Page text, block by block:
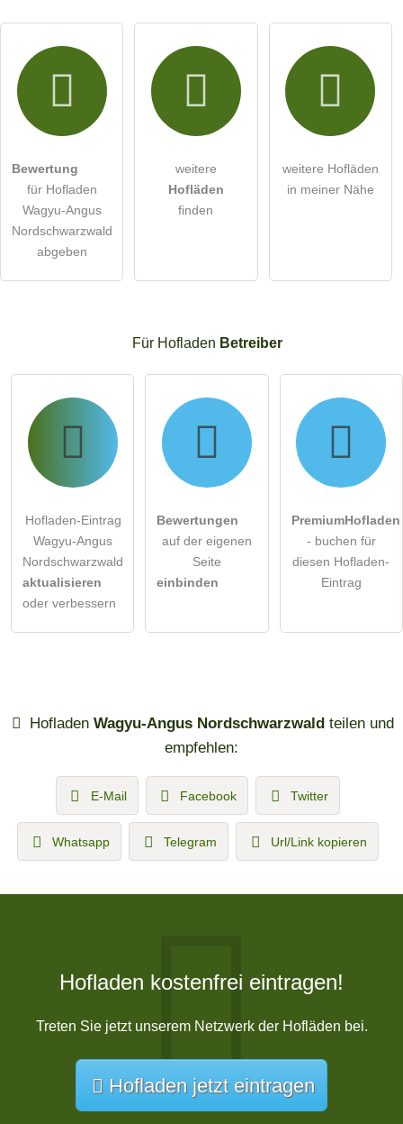
Bewertung
für Hofladen
Wagyu-Angus
Nordschwarzwald
abgeben
weitere
Hofläden
finden
weitere Hofläden
in meiner Nähe
Für Hofladen Betreiber
Hofladen-Eintrag
Wagyu-Angus
Nordschwarzwald
aktualisieren
oder verbessern
Bewertungen
auf der eigenen
Seite
einbinden
PremiumHofladen
- buchen für
diesen Hofladen-
Eintrag
HofladenWagyu-Angus Nordschwarzwaldteilen und
empfehlen:
E-Mail Facebook Twitter
Whatsapp Telegram Url/Link kopieren
Hofladen kostenfrei eintragen!
Treten Sie jetzt unserem Netzwerk der Hofläden bei.
Hofladen jetzt eintragen